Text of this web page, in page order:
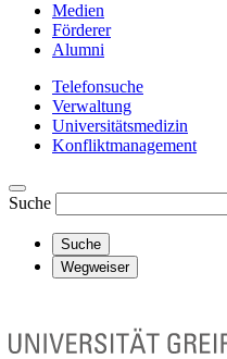
Medien
Förderer
Alumni
Telefonsuche
Verwaltung
Universitätsmedizin
Konfliktmanagement
Suche
Suche
Wegweiser